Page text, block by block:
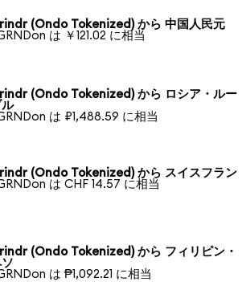
(Ondo Tokenized) から 中国人民元
は ￥121.02 に相当
(Ondo Tokenized) から ロシア・ルー
は ₽1,488.59 に相当
(Ondo Tokenized) から スイスフラン
は CHF 14.57 に相当
(Ondo Tokenized) から フィリピン・
は ₱1,092.21 に相当